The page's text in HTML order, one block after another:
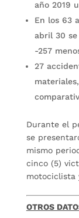
año 2019
En los 63
abril 30 se
-257
27
Durante el
se
mismo
cinco (5)
motociclista
OTROS